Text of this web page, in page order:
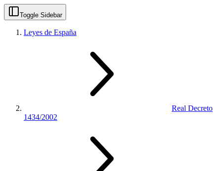
Toggle Sidebar
Leyes de España
Real Decreto
1434/2002